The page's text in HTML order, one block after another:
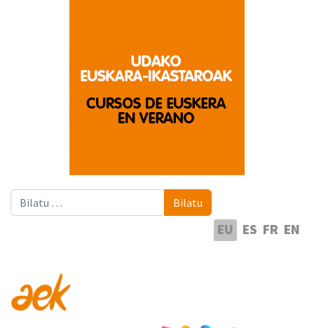
Bilatu Bilatu
EU ES FR EN